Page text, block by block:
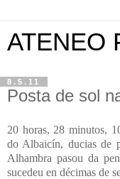
ATENEO
8.5.11
Posta de sol
20 horas, 28 minutos,
do Albaicín, ducias de
Alhambra pasou da
sucedeu en décimas de